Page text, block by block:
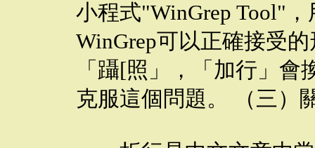
小程式"WinGrep Tool"
WinGrep可以正確接受
「躡[照」，「加行」
克服這個問題。 （三）